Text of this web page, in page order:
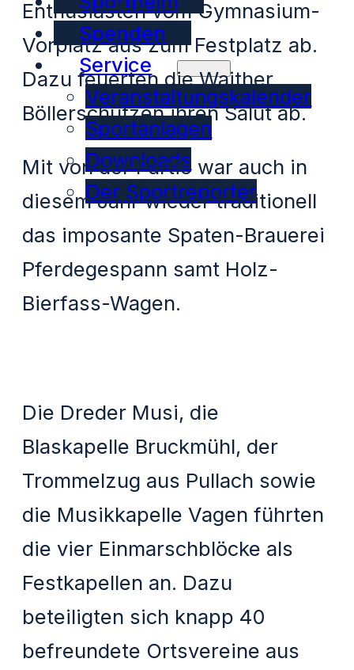
Spenden
Service
Veranstaltungskalender
Sportanlagen
Downloads
Der Sportreporter
Enthusiasten vom Gymnasium-
Vorplatz aus zum Festplatz ab.
Dazu feuerten die Waither
Böllerschützen ihren Salut ab.
Mit von der Partie war auch in
diesem Jahr wieder traditionell
das imposante Spaten-Brauerei
Pferdegespann samt Holz-
Bierfass-Wagen.
Die Dreder Musi, die
Blaskapelle Bruckmühl, der
Trommelzug aus Pullach sowie
die Musikkapelle Vagen führten
die vier Einmarschblöcke als
Festkapellen an. Dazu
beteiligten sich knapp 40
befreundete Ortsvereine aus